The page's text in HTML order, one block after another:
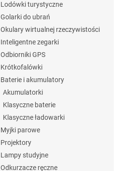
Lodówki turystyczne
Golarki do ubrań
Okulary wirtualnej rzeczywistości
Inteligentne zegarki
Odbiorniki GPS
Krótkofalówki
Baterie i akumulatory
Akumulatorki
Klasyczne baterie
Klasyczne ładowarki
Myjki parowe
Projektory
Lampy studyjne
Odkurzacze ręczne